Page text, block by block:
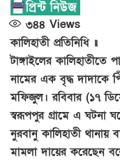
৩৪৪ Views
কালিহাতী প্রতিনিধি ॥
টাঙ্গাইলের
নামের এক বৃদ্ধ দাদাকে
মফিজুল। রবিবার (১৭
স্বরূপপুর গ্রামে এ ঘটনা
নুরবানু কালিহাতী
মামলা দায়ের করেছেন